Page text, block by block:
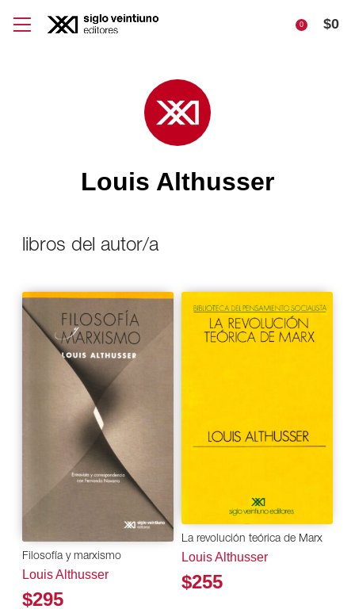
0 $0
Louis Althusser
libros del autor/a
Filosofía y marxismo
Louis Althusser
$295
La revolución teórica de Marx
Louis Althusser
$255